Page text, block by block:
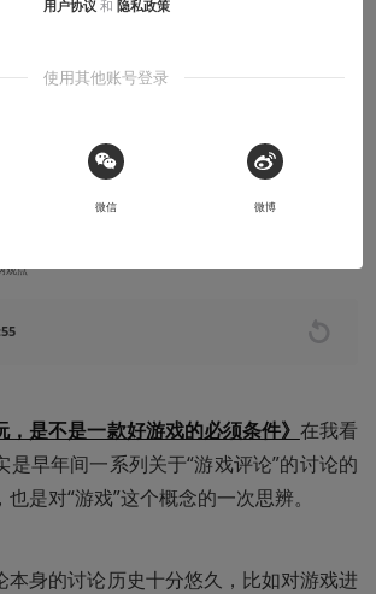
另一个维度：抽象与真实
是不是一款好游戏的必须条件》有感
观点
，是不是一款好游戏的必须条件》 在我看
是早年间一系列关于“游戏评论”的讨论的
是对“游戏”这个概念的一次思辨。
本身的讨论历史十分悠久，比如对游戏进
用户协议 和 隐私政策
使用其他账号登录
Apple
微信 微博